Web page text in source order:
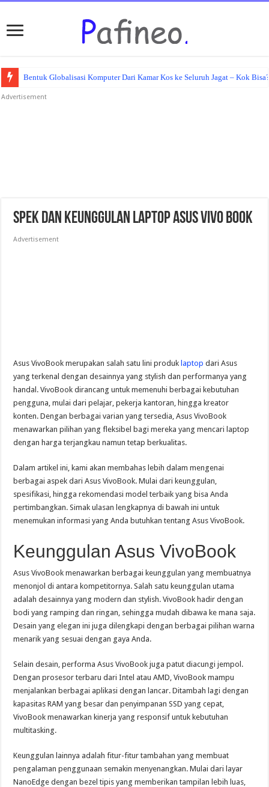
Bentuk Globalisasi Komputer Dari Kamar Kos ke Seluruh Jagat – Kok
Advertisement
Spek dan Keunggulan Laptop Asus Vivo Book
Advertisement
Asus VivoBook merupakan salah satu lini produklaptop dari Asus
yang terkenal dengan desainnya yang stylish dan performanya yang
handal. VivoBook dirancang untuk memenuhi berbagai kebutuhan
pengguna, mulai dari pelajar, pekerja kantoran, hingga kreator
konten. Dengan berbagai varian yang tersedia, Asus VivoBook
menawarkan pilihan yang fleksibel bagi mereka yang mencari laptop
dengan harga terjangkau namun tetap berkualitas.
Dalam artikel ini, kami akan membahas lebih dalam mengenai
berbagai aspek dari Asus VivoBook. Mulai dari keunggulan,
spesifikasi, hingga rekomendasi model terbaik yang bisa Anda
pertimbangkan. Simak ulasan lengkapnya di bawah ini untuk
menemukan informasi yang Anda butuhkan tentang Asus VivoBook.
Keunggulan Asus VivoBook
Asus VivoBook menawarkan berbagai keunggulan yang membuatnya
menonjol di antara kompetitornya. Salah satu keunggulan utama
adalah desainnya yang modern dan stylish. VivoBook hadir dengan
bodi yang ramping dan ringan, sehingga mudah dibawa ke mana saja.
Desain yang elegan ini juga dilengkapi dengan berbagai pilihan warna
menarik yang sesuai dengan gaya Anda.
Selain desain, performa Asus VivoBook juga patut diacungi jempol.
Dengan prosesor terbaru dari Intel atau AMD, VivoBook mampu
menjalankan berbagai aplikasi dengan lancar. Ditambah lagi dengan
kapasitas RAM yang besar dan penyimpanan SSD yang cepat,
VivoBook menawarkan kinerja yang responsif untuk kebutuhan
multitasking.
Keunggulan lainnya adalah fitur-fitur tambahan yang membuat
pengalaman penggunaan semakin menyenangkan. Mulai dari layar
NanoEdge dengan bezel tipis yang memberikan tampilan lebih luas,